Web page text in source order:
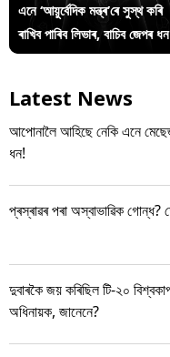
এনে ‘আয়ুৰ্বেদিক মন্ত্ৰ’ৰে সুস্থ কৰি
ৰাখিব পাৰিব লিভাৰ, বাচিব জেপৰ ধন
Latest News
আপোনালৈ আহিছে নেকি এনে
ধন!
প্ৰস্ৰাৱৰ পৰা অস্বাভাৱিক
দুবাৰকৈ জয় কৰিছিল টি-২০
অধিনায়ক, জানেনে?